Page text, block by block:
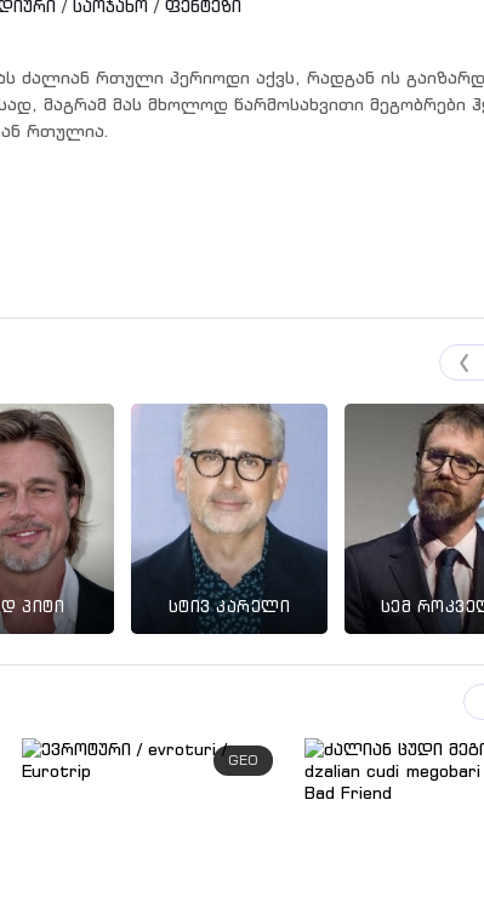
/ საოჯახო / ფენტეზი
ძალიან რთული პერიოდი აქვს, რადგან ის
მაგრამ მას მხოლოდ წარმოსახვითი მეგობრები
რთულია.
პიტი სტივ კარელი სემ
GEO